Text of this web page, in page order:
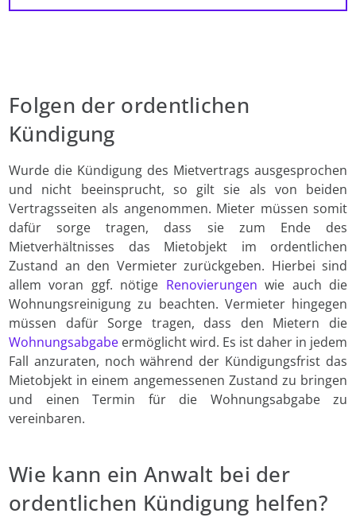
Folgen der ordentlichen
Kündigung
Wurde die Kündigung des Mietvertrags ausgesprochen
und nicht beeinsprucht, so gilt sie als von beiden
Vertragsseiten als angenommen. Mieter müssen somit
dafür sorge tragen, dass sie zum Ende des
Mietverhältnisses das Mietobjekt im ordentlichen
Zustand an den Vermieter zurückgeben. Hierbei sind
allem voran ggf. nötige Renovierungen wie auch die
Wohnungsreinigung zu beachten. Vermieter hingegen
müssen dafür Sorge tragen, dass den Mietern die
Wohnungsabgabe ermöglicht wird. Es ist daher in jedem
Fall anzuraten, noch während der Kündigungsfrist das
Mietobjekt in einem angemessenen Zustand zu bringen
und einen Termin für die Wohnungsabgabe zu
vereinbaren.
Wie kann ein Anwalt bei der
ordentlichen Kündigung helfen?